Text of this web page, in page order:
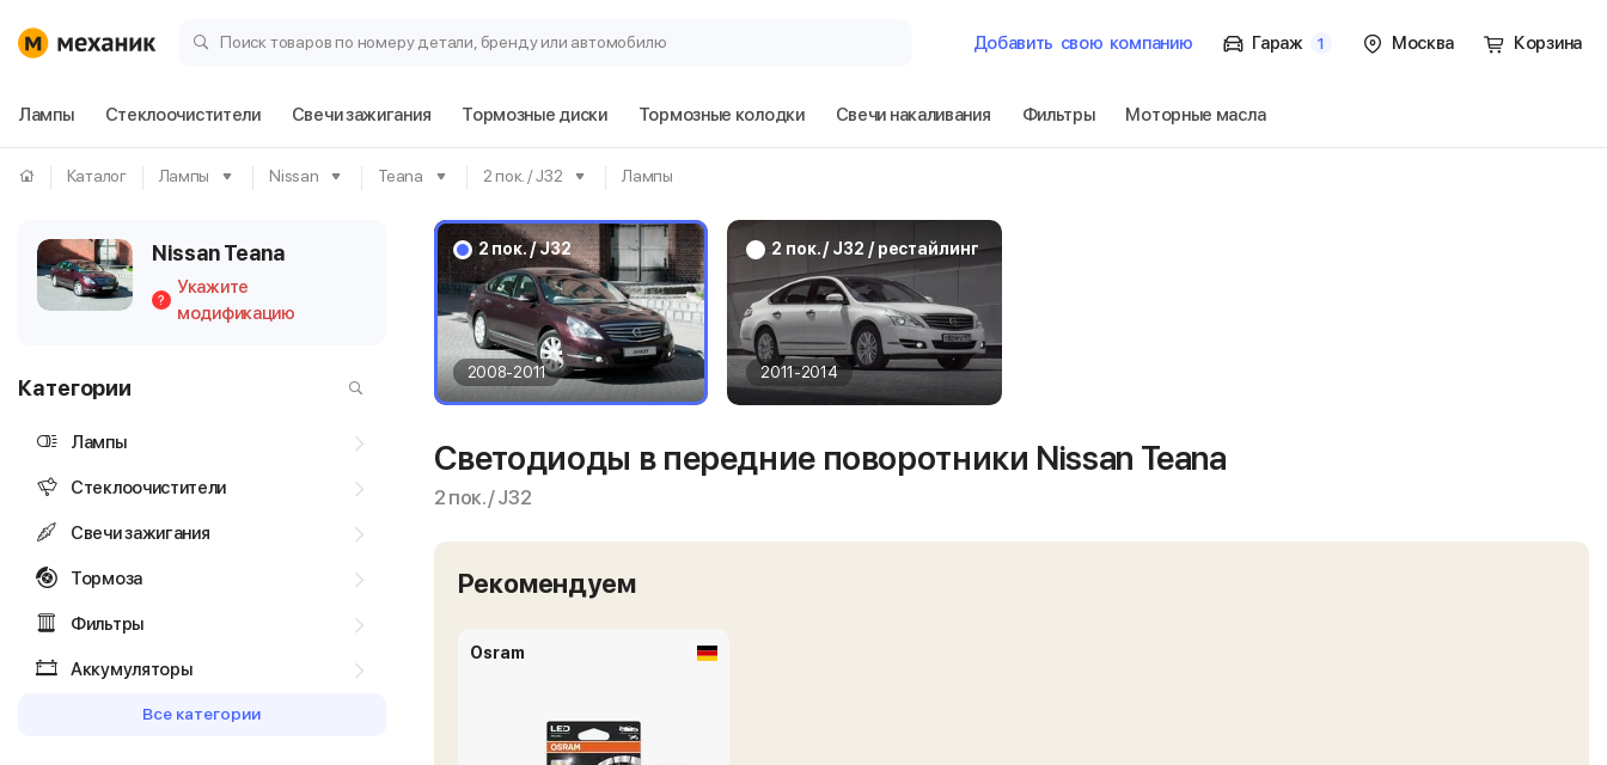
Поиск товаров по номеру детали, бренду или автомобилю Добавить свою компанию Гараж 1
Гараж
Сбросить
Москва Корзина
Лампы Стеклоочистители Свечи зажигания Тормозные диски Тормозные колодки Свечи накаливания Фильтры Моторные масла
Каталог Лампы Nissan Teana 2 пок. / J32 Лампы
Nissan Teana
?
Укажите
модификацию
Категории
Лампы
Стеклоочистители
Свечи зажигания
Тормоза
Фильтры
Аккумуляторы
Все категории
2 пок. / J32
2008-2011
2 пок. / J32 / рестайлинг
2011-2014
Светодиоды в передние поворотники Nissan Teana
2 пок. / J32
Рекомендуем
Osram